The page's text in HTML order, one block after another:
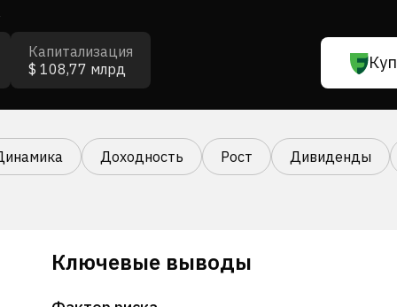
Капитализация
$ 108,77 млрд
Доходность Рост Дивиденды
Ключевые выводы